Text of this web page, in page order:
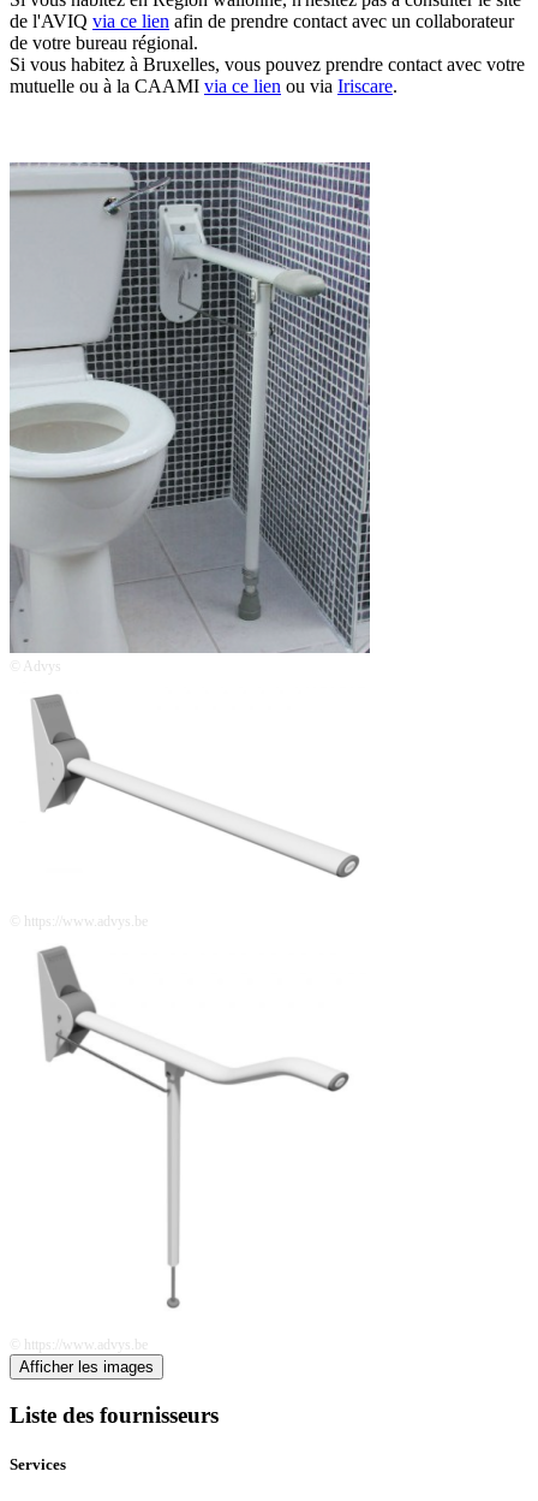
de l'AVIQ via ce lien afin de prendre contact avec un collaborateur
de votre bureau régional.
Si vous habitez à Bruxelles, vous pouvez prendre contact avec votre
mutuelle ou à la CAAMI via ce lien ou via Iriscare.
© Advys
© https://www.advys.be
© https://www.advys.be
Afficher les images
Liste des fournisseurs
Services